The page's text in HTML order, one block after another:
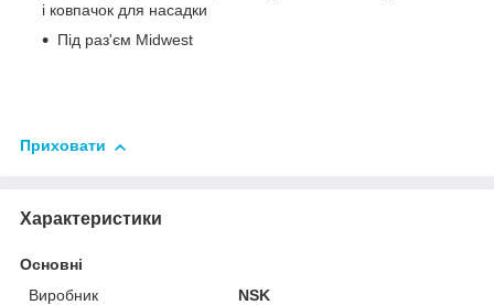
і ковпачок для насадки
Під раз'єм Midwest
Приховати
Характеристики
Основні
Виробник
NSK